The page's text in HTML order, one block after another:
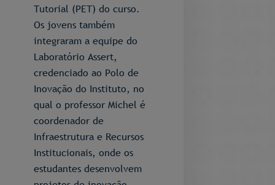
Tutorial (PET) do curso.
Os jovens também
integraram a equipe do
Laboratório Assert,
credenciado ao Polo de
Inovação do Instituto, no
qual o professor Michel é
coordenador de
Infraestrutura e Recursos
Institucionais, onde os
estudantes desenvolvem